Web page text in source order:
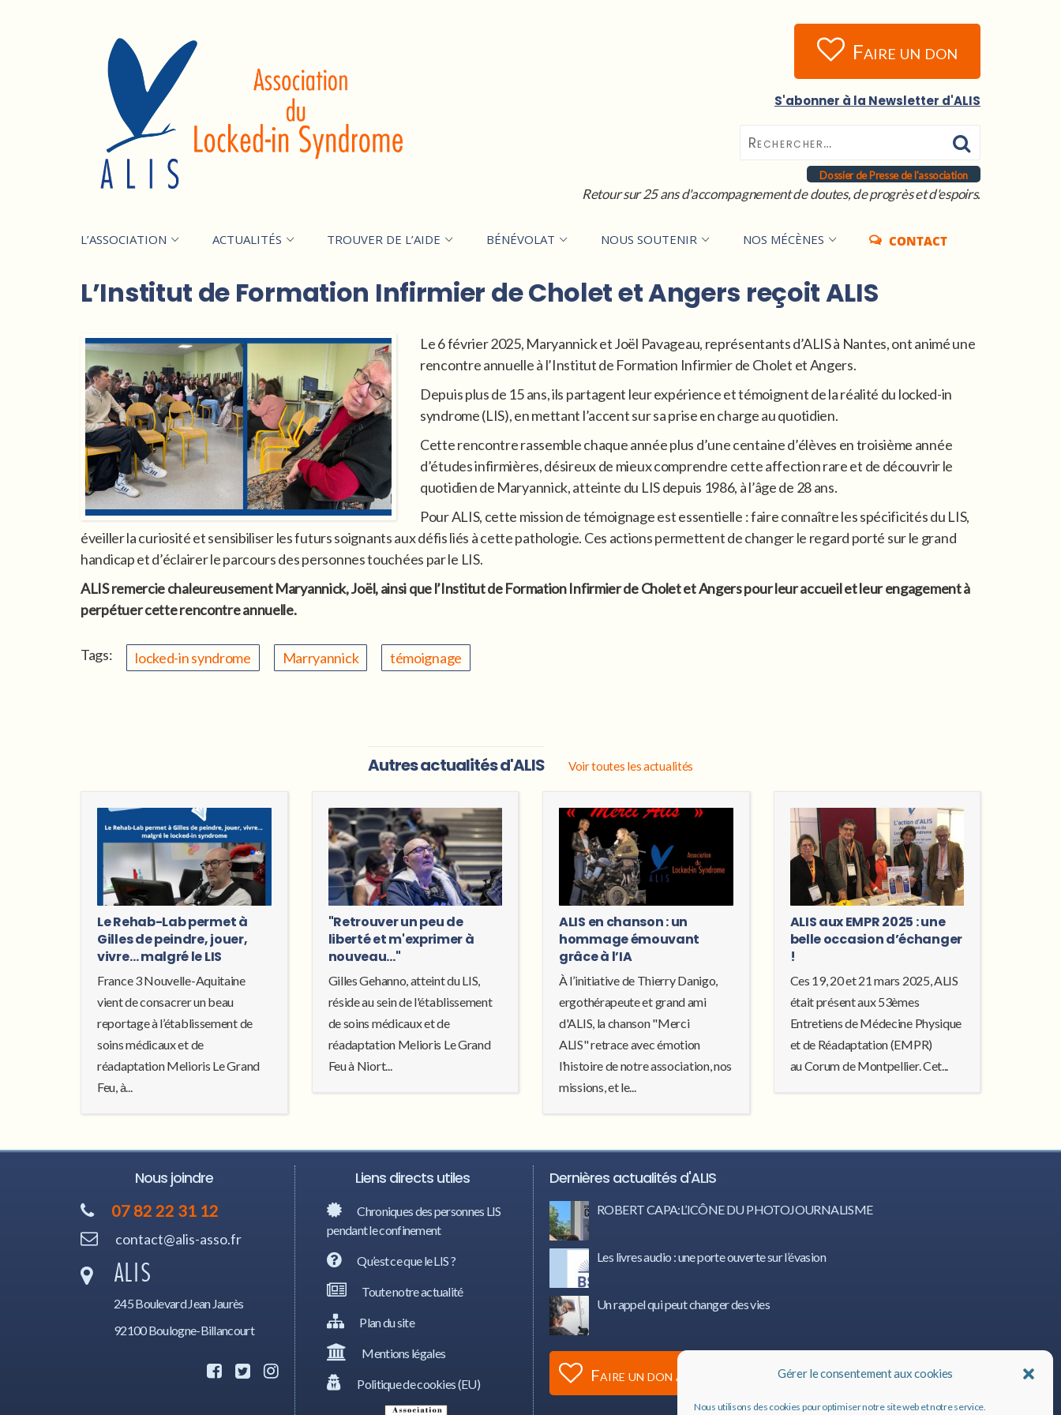
Gérer le consentement aux cookies
Nous utilisons des cookies pour optimiser notre site web et notre service.
Faire un don
S'abonner à la Newsletter d'ALIS
Dossier de Presse de l'association
Retour sur 25 ans d'accompagnement de doutes, de progrès et d'espoirs.
L’ASSOCIATION ACTUALITÉS TROUVER DE L’AIDE BÉNÉVOLAT NOUS SOUTENIR NOS MÉCÈNES CONTACT
L’Institut de Formation Infirmier de Cholet et Angers reçoit ALIS
Le 6 février 2025, Maryannick et Joël Pavageau, représentants d’ALIS à Nantes, ont animé une
rencontre annuelle à l’Institut de Formation Infirmier de Cholet et Angers.
Depuis plus de 15 ans, ils partagent leur expérience et témoignent de la réalité du locked-in
syndrome (LIS), en mettant l’accent sur sa prise en charge au quotidien.
Cette rencontre rassemble chaque année plus d’une centaine d’élèves en troisième année
d’études infirmières, désireux de mieux comprendre cette affection rare et de découvrir le
quotidien de Maryannick, atteinte du LIS depuis 1986, à l’âge de 28 ans.
Pour ALIS, cette mission de témoignage est essentielle : faire connaître les spécificités du LIS,
éveiller la curiosité et sensibiliser les futurs soignants aux défis liés à cette pathologie. Ces actions permettent de changer le regard porté sur le grand
handicap et d’éclairer le parcours des personnes touchées par le LIS.
ALIS remercie chaleureusement Maryannick, Joël, ainsi que l’Institut de Formation Infirmier de Cholet et Angers pour leur accueil et leur engagement à
perpétuer cette rencontre annuelle.
Tags: locked-in syndrome Marryannick témoignage
Autres actualités d'ALIS Voir toutes les actualités
Le Rehab-Lab permet à
Gilles de peindre, jouer,
vivre… malgré le LIS
France 3 Nouvelle-Aquitaine
vient de consacrer un beau
reportage à l’établissement de
soins médicaux et de
réadaptation Melioris Le Grand
Feu, à...
"Retrouver un peu de
liberté et m'exprimer à
nouveau..."
Gilles Gehanno, atteint du LIS,
réside au sein de l'établissement
de soins médicaux et de
réadaptation Melioris Le Grand
Feu à Niort...
ALIS en chanson : un
hommage émouvant
grâce à l’IA
À l’initiative de Thierry Danigo,
ergothérapeute et grand ami
d'ALIS, la chanson "Merci
ALIS" retrace avec émotion
l’histoire de notre association, nos
missions, et le...
ALIS aux EMPR 2025 : une
belle occasion d’échanger
!
Ces 19, 20 et 21 mars 2025, ALIS
était présent aux 53èmes
Entretiens de Médecine Physique
et de Réadaptation (EMPR)
au Corum de Montpellier. Cet...
Nous joindre
07 82 22 31 12
contact@alis-asso.fr
ALIS
245 Boulevard Jean Jaurès
92100 Boulogne-Billancourt
Liens directs utiles
Chroniques des personnes LIS
pendant le confinement
Qu’est ce que le LIS ?
Toute notre actualité
Plan du site
Mentions légales
Politique de cookies (EU)
Dernières actualités d'ALIS
ROBERT CAPA:L’ICÔNE DU PHOTOJOURNALISME
Les livres audio : une porte ouverte sur l’évasion
Un rappel qui peut changer des vies
Faire un don à ALIS